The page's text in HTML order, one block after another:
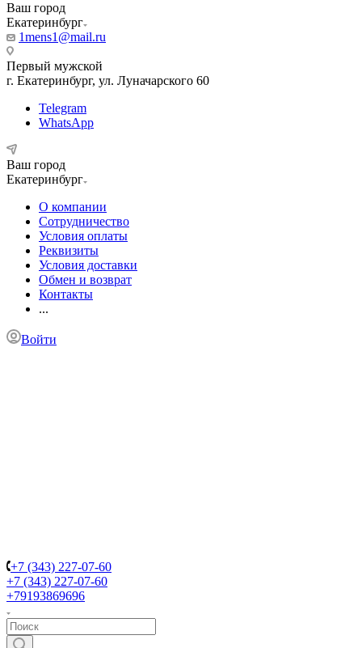
Ваш город
Екатеринбург
1mens1@mail.ru
Первый мужской
г. Екатеринбург, ул. Луначарского 60
Telegram
WhatsApp
Ваш город
Екатеринбург
О компании
Сотрудничество
Условия оплаты
Реквизиты
Условия доставки
Обмен и возврат
Контакты
...
Войти
+7 (343) 227-07-60
+7 (343) 227-07-60
+79193869696